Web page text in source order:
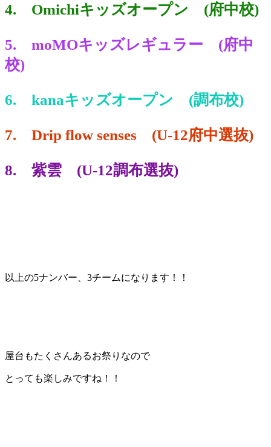
4. Omichiキッズオープン (府中校)
5. moMOキッズレギュラー (府中
校)
6. kanaキッズオープン (調布校)
7. Drip flow senses (U-12府中選抜)
8. 紫雲 (U-12調布選抜)
以上の5ナンバー、3チームになります！！
屋台もたくさんあるお祭りなので
とっても楽しみですね！！